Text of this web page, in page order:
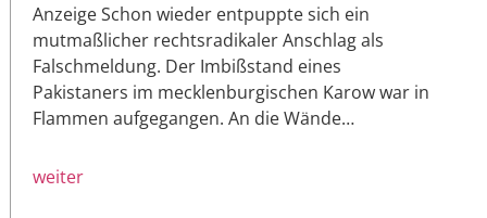
Anzeige Schon wieder entpuppte sich ein
mutmaßlicher rechtsradikaler Anschlag als
Falschmeldung. Der Imbißstand eines
Pakistaners im mecklenburgischen Karow war in
Flammen aufgegangen. An die Wände…
weiter